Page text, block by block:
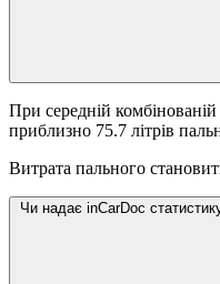
При середній комбінованій
приблизно 75.7 літрів
Витрата пального
Чи надає inCarDoc